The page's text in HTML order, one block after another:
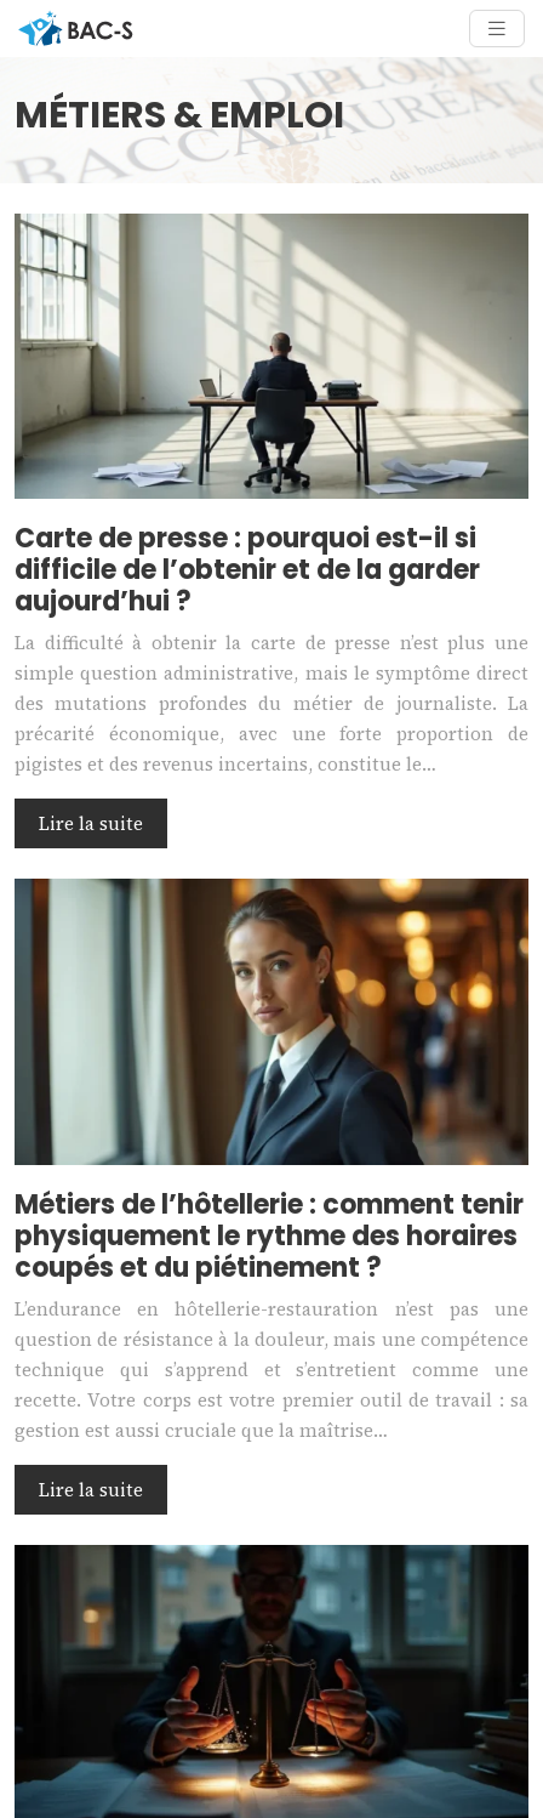
MÉTIERS & EMPLOI
Carte de presse : pourquoi est-il si
difficile de l’obtenir et de la garder
aujourd’hui ?
La difficulté à obtenir la carte de presse n’est plus une
simple question administrative, mais le symptôme direct
des mutations profondes du métier de journaliste. La
précarité économique, avec une forte proportion de
pigistes et des revenus incertains, constitue le…
Lire la suite
Métiers de l’hôtellerie : comment tenir
physiquement le rythme des horaires
coupés et du piétinement ?
L’endurance en hôtellerie-restauration n’est pas une
question de résistance à la douleur, mais une compétence
technique qui s’apprend et s’entretient comme une
recette. Votre corps est votre premier outil de travail : sa
gestion est aussi cruciale que la maîtrise…
Lire la suite